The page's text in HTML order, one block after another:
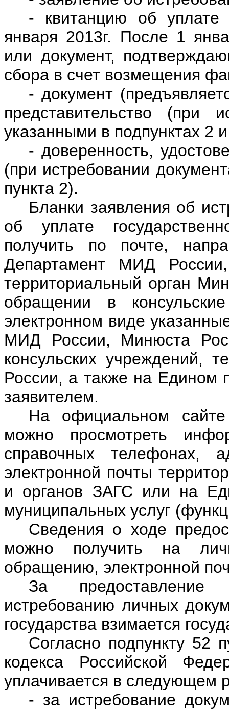
- квитанцию об уплате
января 2013г. После 1
или документ,
сбора в счет возмещения
- документ
представительство (при
указанными в подпунктах 2
- доверенность,
(при истребовании
пункта 2).
Бланки заявления об
об уплате
получить по почте,
Департамент МИД
территориальный орган
обращении в
электронном виде
МИД России, Минюста
консульских учреждений,
России, а также на Едином
заявителем.
На официальном
можно просмотреть
справочных телефонах,
электронной почты
и органов ЗАГС или на
муниципальных услуг
Сведения о ходе
можно получить на
обращению, электронной
За предоставление
истребованию личных
государства взимается
Согласно подпункту 52
кодекса Российской
уплачивается в следующем
- за истребование